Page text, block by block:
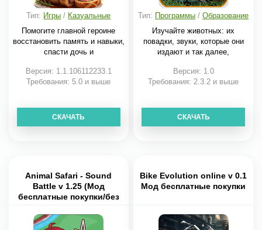
Тип: Игры / Казуальные
Помогите главной героине
восстановить память и навыки,
спасти дочь и
Версия: 1.1.106112233.1
Требования: 5.0 и выше
СКАЧАТЬ
Тип: Программы /Образование
Изучайте животных: их
повадки, звуки, которые они
издают и так далее,
Версия: 1.0
Требования: 2.3.2 и выше
СКАЧАТЬ
Animal Safari - Sound
Battle v 1.25 (Мод
бесплатные покупки/без
Bike Evolution online v 0.1
Мод бесплатные покупки